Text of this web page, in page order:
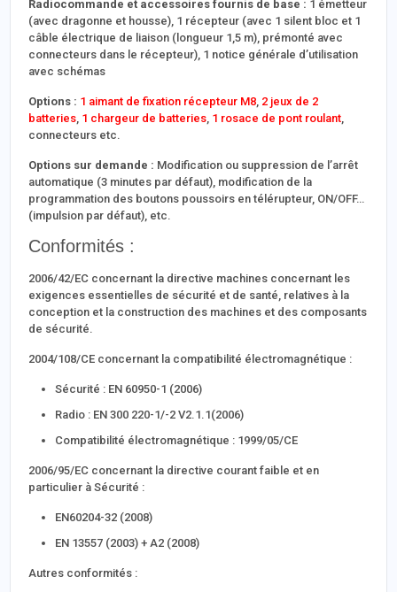
Radiocommande et accessoires fournis de base : 1 émetteur
(avec dragonne et housse), 1 récepteur (avec 1 silent bloc et 1
câble électrique de liaison (longueur 1,5 m), prémonté avec
connecteurs dans le récepteur), 1 notice générale d’utilisation
avec schémas
Options : 1 aimant de fixation récepteur M8 2 jeux de 2
batteries 1 chargeur de batteries 1 rosace de pont roulant
connecteurs etc.
Options sur demande : Modification ou suppression de l’arrêt
automatique (3 minutes par défaut), modification de la
programmation des boutons poussoirs en télérupteur, ON/OFF…
(impulsion par défaut), etc.
Conformités :
2006/42/EC concernant la directive machines concernant les
exigences essentielles de sécurité et de santé, relatives à la
conception et la construction des machines et des composants
de sécurité.
2004/108/CE concernant la compatibilité électromagnétique :
Sécurité : EN 60950-1 (2006)
Radio : EN 300 220-1/-2 V2.1.1(2006)
Compatibilité électromagnétique : 1999/05/CE
2006/95/EC concernant la directive courant faible et en
particulier à Sécurité :
EN60204-32 (2008)
EN 13557 (2003) + A2 (2008)
Autres conformités :